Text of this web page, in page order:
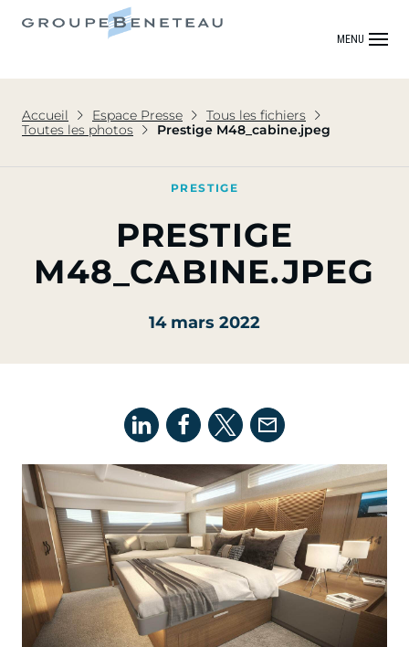
MENU
Accueil Espace Presse
Tous les fichiers
Toutes les photos
Prestige M48_cabine.jpeg
PRESTIGE
PRESTIGE
M48_CABINE.JPEG
14 mars 2022